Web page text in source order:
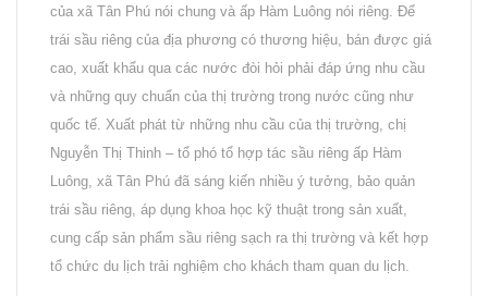
của xã Tân Phú nói chung và ấp Hàm Luông nói riêng. Để
trái sầu riêng của địa phương có thương hiệu, bán được giá
cao, xuất khẩu qua các nước đòi hỏi phải đáp ứng nhu cầu
và những quy chuẩn của thị trường trong nước cũng như
quốc tế. Xuất phát từ những nhu cầu của thị trường, chị
Nguyễn Thị Thinh – tổ phó tổ hợp tác sầu riêng ấp Hàm
Luông, xã Tân Phú đã sáng kiến nhiều ý tưởng, bảo quản
trái sầu riêng, áp dụng khoa học kỹ thuật trong sản xuất,
cung cấp sản phẩm sầu riêng sạch ra thị trường và kết hợp
tổ chức du lịch trải nghiệm cho khách tham quan du lịch.